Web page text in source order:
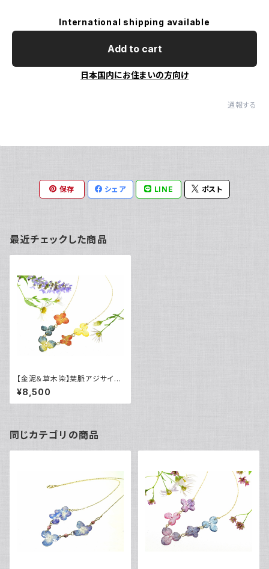
International shipping available
Add to cart
日本国内にお住まいの方向け
通報する
保存 シェア LINE ポスト
最近チェックした商品
【金泥＆草木染】葉脈アジサイの
秋色ネックレス・14kgf
¥8,500
同じカテゴリの商品